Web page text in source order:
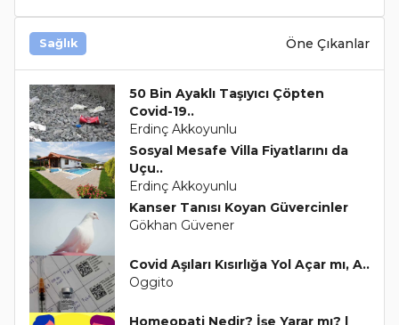
Sağlık Öne Çıkanlar
50 Bin Ayaklı Taşıyıcı Çöpten
Covid-19..
Erdinç Akkoyunlu
Sosyal Mesafe Villa Fiyatlarını da
Uçu..
Erdinç Akkoyunlu
Kanser Tanısı Koyan Güvercinler
Gökhan Güvener
Covid Aşıları Kısırlığa Yol Açar mı, A..
Oggito
Homeopati Nedir? İşe Yarar mı? |